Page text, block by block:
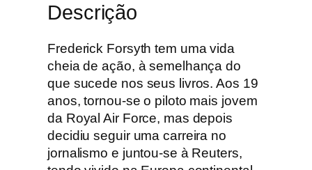
c
e
s
d
a
g
u
e
Descrição
Frederick Forsyth tem uma vida
cheia de ação, à semelhança do
que sucede nos seus livros. Aos 19
anos, tornou-se o piloto mais jovem
da Royal Air Force, mas depois
decidiu seguir uma carreira no
jornalismo e juntou-se à Reuters,